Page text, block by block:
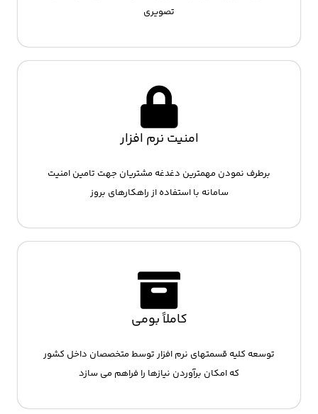
تصویری
امنیت نرم افزار
برطرف نمودن مهمترین دغدغه مشتریان جهت تامین امنیت
سامانه با استفاده از راهکارهای بروز
کاملاً بومی
توسعه کلیه قسمتهای نرم افزار توسط متخصصان داخل کشور
که امکان برآوردن نیازها را فراهم می سازد